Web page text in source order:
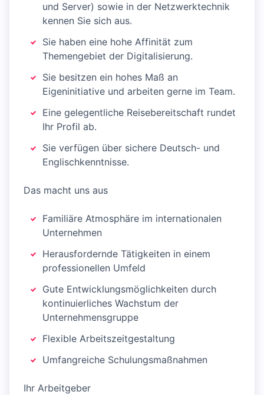
und Server) sowie in der Netzwerktechnik
kennen Sie sich aus.
Sie haben eine hohe Affinität zum
Themengebiet der Digitalisierung.
Sie besitzen ein hohes Maß an
Eigeninitiative und arbeiten gerne im Team.
Eine gelegentliche Reisebereitschaft rundet
Ihr Profil ab.
Sie verfügen über sichere Deutsch- und
Englischkenntnisse.
Das macht uns aus
Familiäre Atmosphäre im internationalen
Unternehmen
Herausfordernde Tätigkeiten in einem
professionellen Umfeld
Gute Entwicklungsmöglichkeiten durch
kontinuierliches Wachstum der
Unternehmensgruppe
Flexible Arbeitszeitgestaltung
Umfangreiche Schulungsmaßnahmen
Ihr Arbeitgeber